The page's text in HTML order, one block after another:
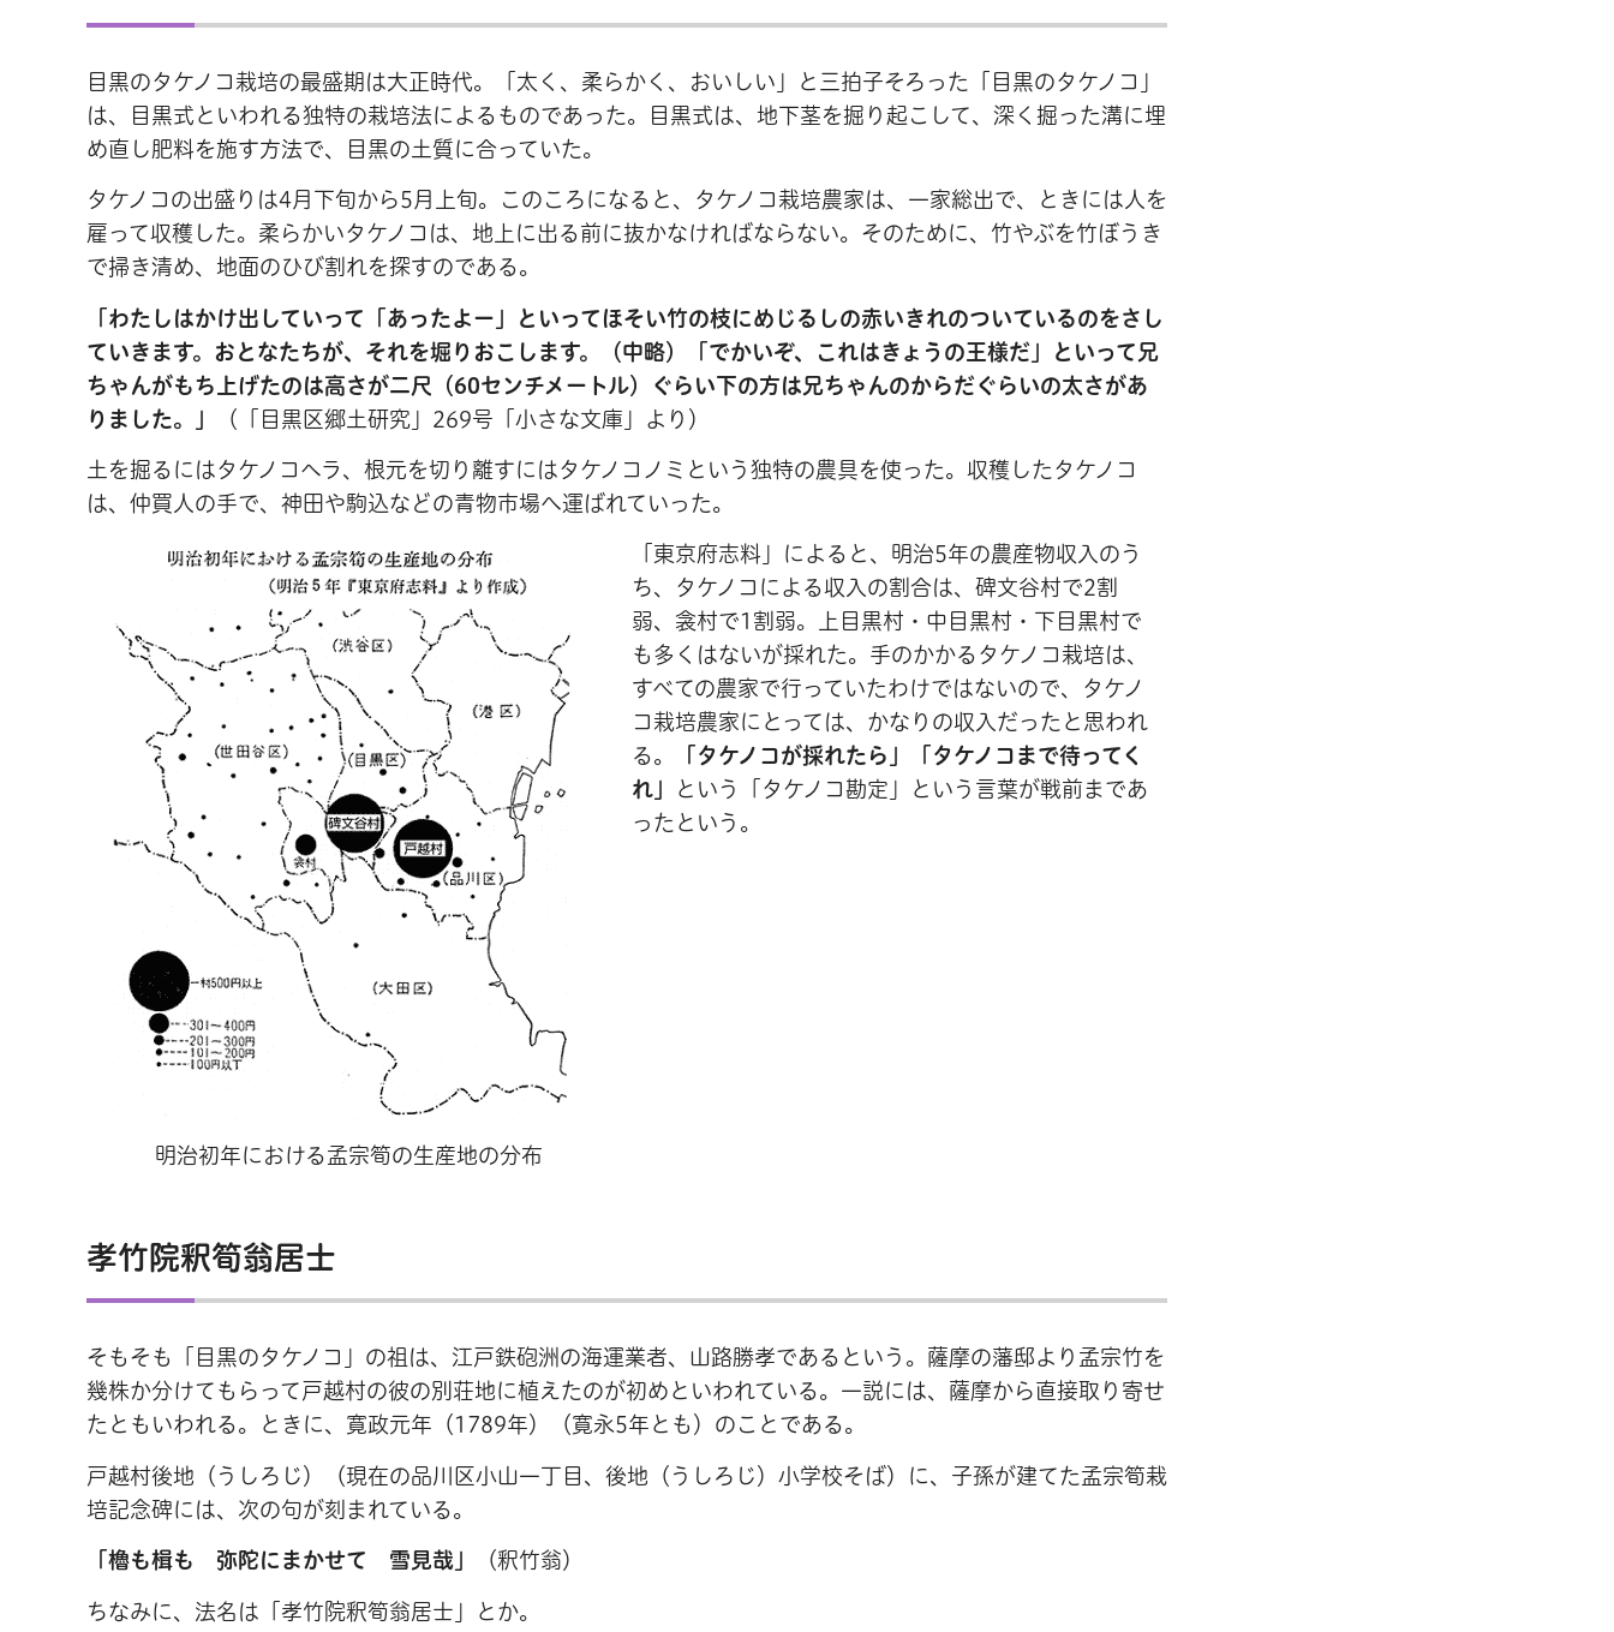
目黒のタケノコ栽培の最盛期は大正時代。「太く、柔らかく、おいしい」と三拍子そろった「目黒のタケノコ」
は、目黒式といわれる独特の栽培法によるものであった。目黒式は、地下茎を掘り起こして、深く掘った溝に埋
め直し肥料を施す方法で、目黒の土質に合っていた。
タケノコの出盛りは4月下旬から5月上旬。このころになると、タケノコ栽培農家は、一家総出で、ときには人を
雇って収穫した。柔らかいタケノコは、地上に出る前に抜かなければならない。そのために、竹やぶを竹ぼうき
で掃き清め、地面のひび割れを探すのである。
「わたしはかけ出していって「あったよー」といってほそい竹の枝にめじるしの赤いきれのついているのをさし
ていきます。おとなたちが、それを堀りおこします。（中略）「でかいぞ、これはきょうの王様だ」といって兄
ちゃんがもち上げたのは高さが二尺（60センチメートル）ぐらい下の方は兄ちゃんのからだぐらいの太さがあ
りました。」
（「目黒区郷土研究」269号「小さな文庫」より）
土を掘るにはタケノコヘラ、根元を切り離すにはタケノコノミという独特の農具を使った。収穫したタケノコ
は、仲買人の手で、神田や駒込などの青物市場へ運ばれていった。
明治初年における孟宗筍の生産地の分布
「東京府志料」によると、明治5年の農産物収入のう
ち、タケノコによる収入の割合は、碑文谷村で2割
弱、衾村で1割弱。上目黒村・中目黒村・下目黒村で
も多くはないが採れた。手のかかるタケノコ栽培は、
すべての農家で行っていたわけではないので、タケノ
コ栽培農家にとっては、かなりの収入だったと思われ
る。
「タケノコが採れたら」「タケノコまで待ってく
れ」
という「タケノコ勘定」という言葉が戦前まであ
ったという。
孝竹院釈筍翁居士
そもそも「目黒のタケノコ」の祖は、江戸鉄砲洲の海運業者、山路勝孝であるという。薩摩の藩邸より孟宗竹を
幾株か分けてもらって戸越村の彼の別荘地に植えたのが初めといわれている。一説には、薩摩から直接取り寄せ
たともいわれる。ときに、寛政元年（1789年）（寛永5年とも）のことである。
戸越村後地（うしろじ）（現在の品川区小山一丁目、後地（うしろじ）小学校そば）に、子孫が建てた孟宗筍栽
培記念碑には、次の句が刻まれている。
「櫓も楫も 弥陀にまかせて 雪見哉」 （釈竹翁）
ちなみに、法名は「孝竹院釈筍翁居士」とか。